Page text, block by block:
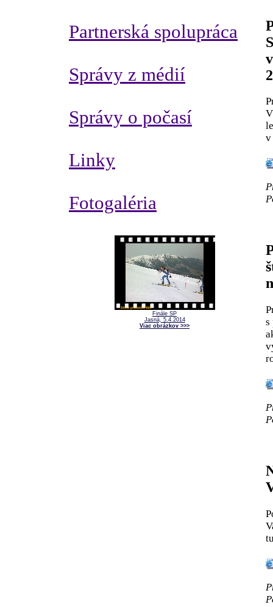
Partnerská spolupráca
Správy z médií
Správy o počasí
Linky
Fotogaléria
Finále SP
Jasná, 5.4.2014
Viac obrázkov >>>
v
s